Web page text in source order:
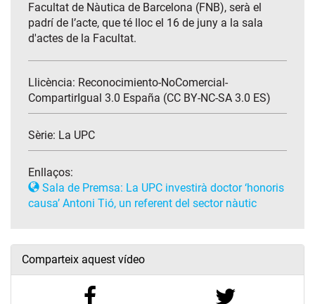
Facultat de Nàutica de Barcelona (FNB), serà el
padrí de l’acte, que té lloc el 16 de juny a la sala
d'actes de la Facultat.
Llicència: Reconocimiento-NoComercial-
CompartirIgual 3.0 España (CC BY-NC-SA 3.0 ES)
Sèrie: La UPC
Enllaços:
Sala de Premsa: La UPC investirà doctor ‘honoris
causa’ Antoni Tió, un referent del sector nàutic
Comparteix aquest vídeo